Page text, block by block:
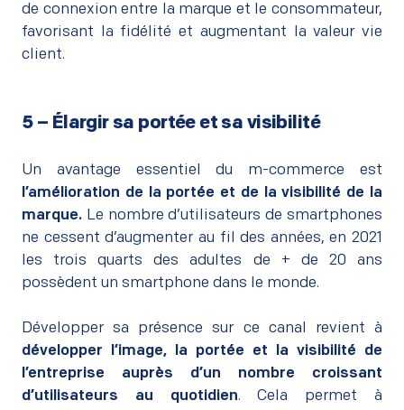
de connexion entre la marque et le consommateur,
favorisant la fidélité et augmentant la valeur vie
client.
5 – Élargir sa portée et sa visibilité
Un avantage essentiel du m-commerce est
l’amélioration de la portée et de la visibilité de la
marque. Le nombre d’utilisateurs de smartphones
ne cessent d’augmenter au fil des années, en 2021
les trois quarts des adultes de + de 20 ans
possèdent un smartphone dans le monde.
Développer sa présence sur ce canal revient à
développer l’image, la portée et la visibilité de
l’entreprise auprès d’un nombre croissant
d’utilisateurs au quotidien. Cela permet à